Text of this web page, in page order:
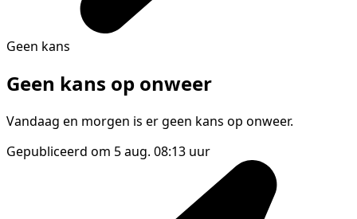
Geen kans
Geen kans op onweer
Vandaag en morgen is er geen kans op onweer.
Gepubliceerd om 5 aug. 08:13 uur